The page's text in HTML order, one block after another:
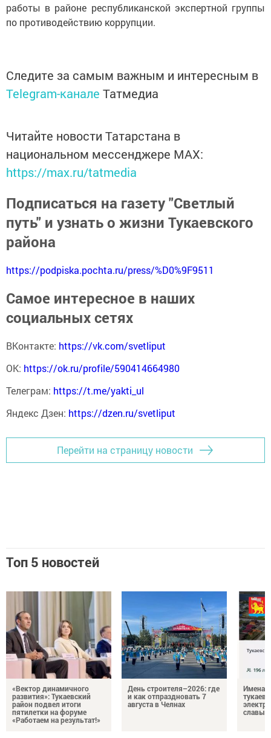
работы в районе республиканской экспертной группы
по противодействию коррупции.
Следите за самым важным и интересным в
Telegram-канале Татмедиа
Читайте новости Татарстана в
национальном мессенджере MАХ:
https://max.ru/tatmedia
Подписаться на газету "Светлый
путь" и узнать о жизни Тукаевского
района
https://podpiska.pochta.ru/press/%D0%9F9511
Самое интересное в наших
социальных сетях
ВКонтакте: https://vk.com/svetliput
ОК: https://ok.ru/profile/590414664980
Телеграм: https://t.me/yakti_ul
Яндекс Дзен: https://dzen.ru/svetliput
Перейти на страницу новости
Топ 5 новостей
«Вектор динамичного
развития»: Тукаевский
район подвел итоги
пятилетки на форуме
«Работаем на результат!»
День строителя–2026: где
и как отпраздновать 7
августа в Челнах
Имена
славы